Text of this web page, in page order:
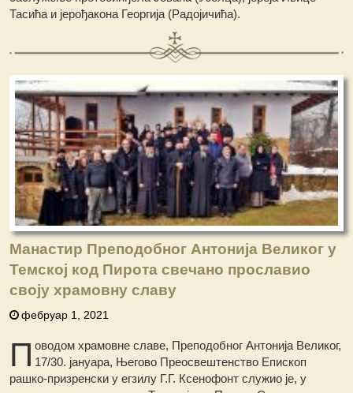
Тасића и јерођакона Георгија (Радојичића).
Манастир Преподобног Антонија Великог у
Темској код Пирота свечано прославио
своју храмовну славу
фебруар 1, 2021
П оводом храмовне славе, Преподобног Антонија Великог,
17/30. јануара, Његово Преосвештенство Епископ
рашко-призренски у егзилу Г.Г. Ксенофонт служио је, у